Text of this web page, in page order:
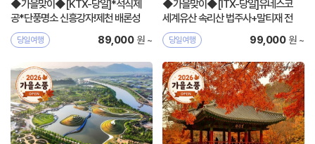
◆가을맞이◆[KTX-당일]*석식제
공*단풍명소 신흥강자!제천 배론성
지+케이블카
당일여행 89,000원 ~
◆가을맞이◆[ITX-당일]유네스코
세계유산 속리산 법주사+말티재 전
망대
당일여행 99,000원 ~